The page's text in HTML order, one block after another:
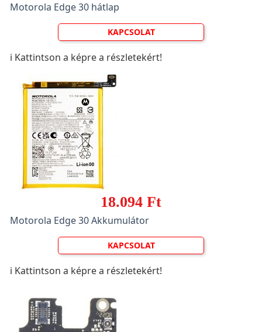
Motorola Edge 30 hátlap
KAPCSOLAT
ℹ️ Kattintson a képre a részletekért!
18.094 Ft
Motorola Edge 30 Akkumulátor
KAPCSOLAT
ℹ️ Kattintson a képre a részletekért!